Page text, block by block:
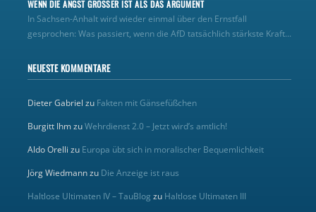
WENN DIE ANGST GRÖSSER IST ALS DAS ARGUMENT
In Sachsen-Anhalt wird wieder einmal über den Ernstfall
gesprochen: Was passiert, wenn die AfD tatsächlich stärkste Kraft...
NEUESTE KOMMENTARE
Dieter Gabriel zu Fakten mit Gänsefüßchen
Burgitt IhmzuWehrdienst 2.0 – Jetzt wird’s amtlich!
Aldo Orelli zu Europa übt sich in moralischer Bequemlichkeit
Jörg Wiedmannzu Die Anzeige ist raus
Haltlose Ultimaten IV – TauBlog zu Haltlose Ultimaten III